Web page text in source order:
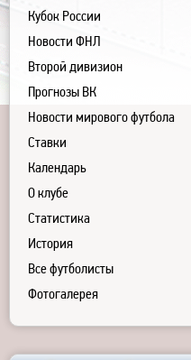
Кубок России
Новости ФНЛ
Второй дивизион
Прогнозы ВК
Новости мирового футбола
Ставки
Календарь
О клубе
Статистика
История
Все футболисты
Фотогалерея